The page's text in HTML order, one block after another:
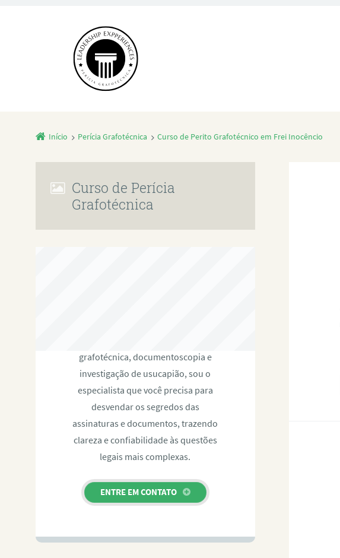
Início Perícia Grafotécnica Curso de Perito Grafotécnico em Frei Inocêncio
Curso de Perícia
Grafotécnica
grafotécnica, documentoscopia e
investigação de usucapião, sou o
especialista que você precisa para
desvendar os segredos das
assinaturas e documentos, trazendo
clareza e confiabilidade às questões
legais mais complexas.
ENTRE EM CONTATO